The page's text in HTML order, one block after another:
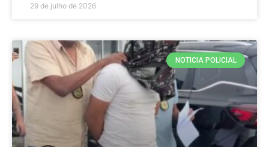
29 de julho de 2026
NOTICIA POLICIAL